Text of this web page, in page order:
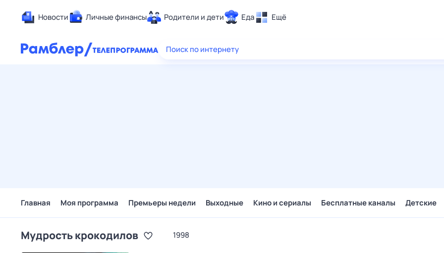
Новости Личные финансы Родители и дети Еда Ещё
Здоровье
Поиск по интернету
Главная Моя программа Премьеры недели Выходные Кино и сериалы Бесплатные каналы Детские
Мудрость крокодилов 1998